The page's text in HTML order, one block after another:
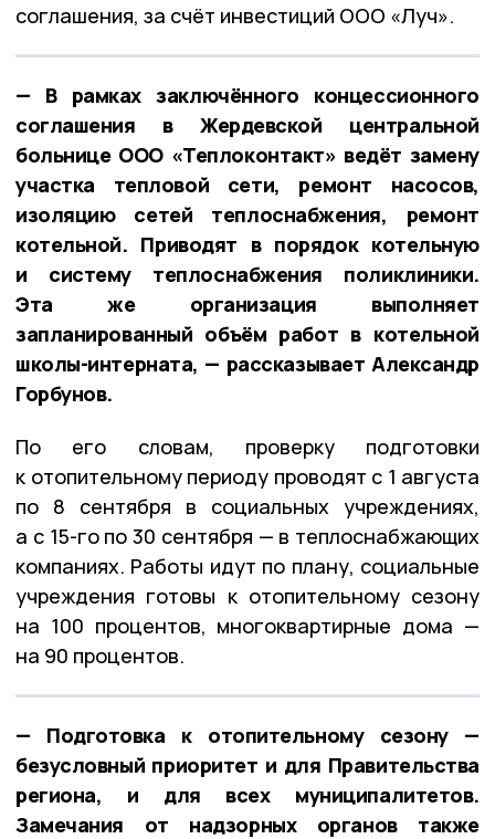
соглашения, за счёт инвестиций ООО «Луч».
— В рамках заключённого концессионного
соглашения в Жердевской центральной
больнице ООО «Теплоконтакт» ведёт замену
участка тепловой сети, ремонт насосов,
изоляцию сетей теплоснабжения, ремонт
котельной. Приводят в порядок котельную
и систему теплоснабжения поликлиники.
Эта же организация выполняет
запланированный объём работ в котельной
школы-интерната, — рассказывает Александр
Горбунов.
По его словам, проверку подготовки
к отопительному периоду проводят с 1 августа
по 8 сентября в социальных учреждениях,
а с 15-го по 30 сентября — в теплоснабжающих
компаниях. Работы идут по плану, социальные
учреждения готовы к отопительному сезону
на 100 процентов, многоквартирные дома —
на 90 процентов.
— Подготовка к отопительному сезону —
безусловный приоритет и для Правительства
региона, и для всех муниципалитетов.
Замечания от надзорных органов также